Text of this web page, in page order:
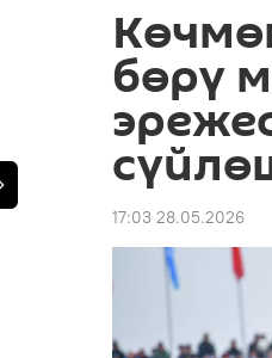
бөрү
17:03 28.05.2026